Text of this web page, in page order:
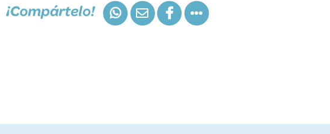
¡Compártelo!